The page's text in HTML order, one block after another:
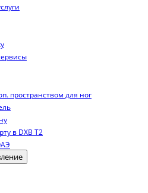
пространством для ног
в DXB T2